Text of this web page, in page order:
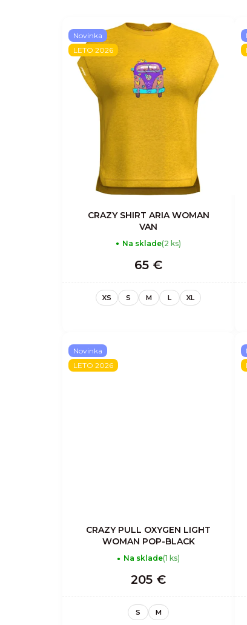
Novinka
LETO 2026
CRAZY SHIRT ARIA WOMAN
VAN
Na sklade(2 ks)
65 €
XS S M L XL
Novinka
LETO 2026
CRAZY PULL OXYGEN LIGHT
WOMAN POP-BLACK
Na sklade(1 ks)
205 €
S M